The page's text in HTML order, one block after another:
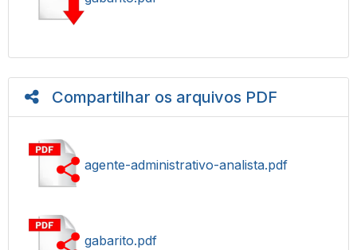
Compartilhar os arquivos PDF
agente-administrativo-analista.pdf
gabarito.pdf